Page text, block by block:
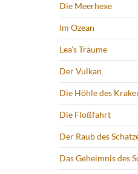
Die Meerhexe
Im Ozean
Lea’s Träume
Der Vulkan
Die Höhle des
Die Floßfahrt
Der Raub des
Das Geheimnis des